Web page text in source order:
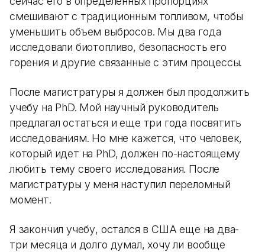
смешивают с традиционным топливом, чтобы
уменьшить объем выбросов. Мы два года
исследовали биотопливо, безопасность его
горения и другие связанные с этим процессы.
После магистратуры я должен был продолжить
учебу на PhD. Мой научный руководитель
предлагал остаться и еще три года посвятить
исследованиям. Но мне кажется, что человек,
который идет на PhD, должен по-настоящему
любить тему своего исследования. После
магистратуры у меня наступил переломный
момент.
Я закончил учебу, остался в США еще на два-
три месяца и долго думал, хочу ли вообще